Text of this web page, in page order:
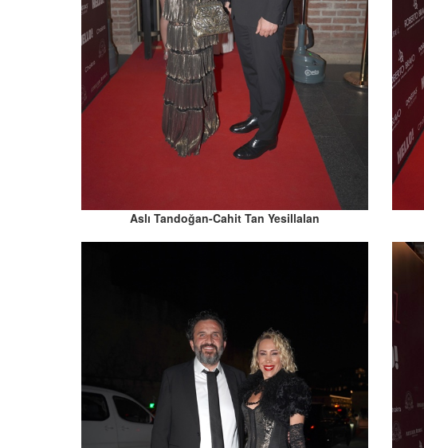
Aslı Tandoğan-Cahit Tan Yesillalan